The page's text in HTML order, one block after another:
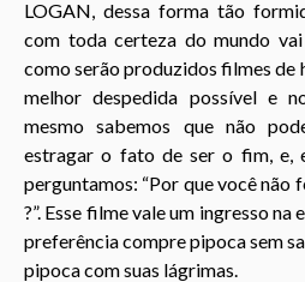
LOGAN, dessa forma tão
com toda certeza do mundo
como serão produzidos filmes de
melhor despedida possível e
mesmo sabemos que não
estragar o fato de ser o fim, e,
perguntamos: “Por que você não
?”. Esse filme vale um ingresso na
preferência compre pipoca sem
pipoca com suas lágrimas.